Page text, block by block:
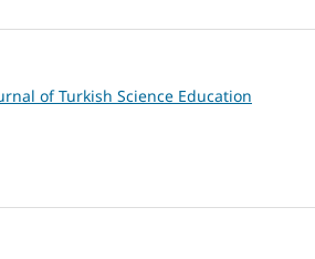
of Turkish Science Education